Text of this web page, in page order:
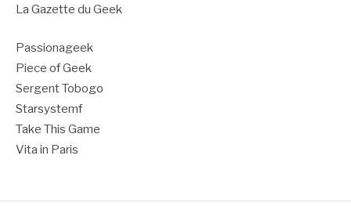
La Gazette du Geek
Passionageek
Piece of Geek
Sergent Tobogo
Starsystemf
Take This Game
Vita in Paris